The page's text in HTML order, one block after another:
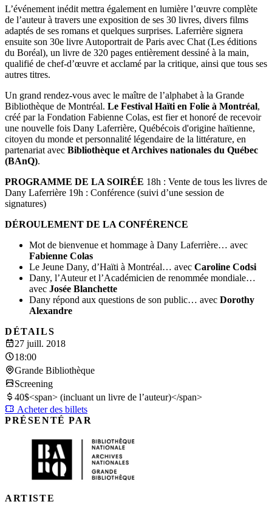
L’événement inédit mettra également en lumière l’œuvre complète
de l’auteur à travers une exposition de ses 30 livres, divers films
adaptés de ses romans et quelques surprises. Laferrière signera
ensuite son 30e livre Autoportrait de Paris avec Chat (Les éditions
du Boréal), un livre de 320 pages entièrement dessiné à la main,
qualifié de chef-d’œuvre et acclamé par la critique, ainsi que tous ses
autres titres.
Un grand rendez-vous avec le maître de l’alphabet à la Grande
Bibliothèque de Montréal. Le Festival Haïti en Folie à Montréal,
créé par la Fondation Fabienne Colas, est fier et honoré de recevoir
une nouvelle fois Dany Laferrière, Québécois d'origine haïtienne,
citoyen du monde et personnalité légendaire de la littérature, en
partenariat avec Bibliothèque et Archives nationales du Québec
(BAnQ).
PROGRAMME DE LA SOIRÉE 18h : Vente de tous les livres de
Dany Laferrière 19h : Conférence (suivi d’une session de
signatures)
DÉROULEMENT DE LA CONFÉRENCE
Mot de bienvenue et hommage à Dany Laferrière… avec
Fabienne Colas
Le Jeune Dany, d’Haïti à Montréal… avec Caroline Codsi
Dany, l’Auteur et l’Académicien de renommée mondiale…
avec Josée Blanchette
Dany répond aux questions de son public… avec Dorothy
Alexandre
DÉTAILS
27 juill. 2018
18:00
Grande Bibliothèque
Screening
40$<span> (incluant un livre de l’auteur)</span>
Acheter des billets
PRÉSENTÉ PAR
ARTISTE